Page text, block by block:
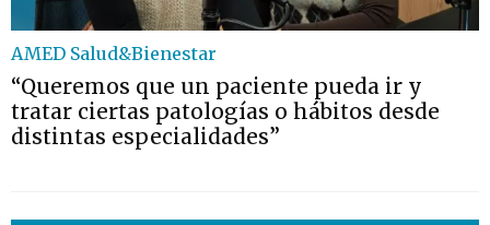
AMED Salud&Bienestar
“Queremos que un paciente pueda ir y
tratar ciertas patologías o hábitos desde
distintas especialidades”